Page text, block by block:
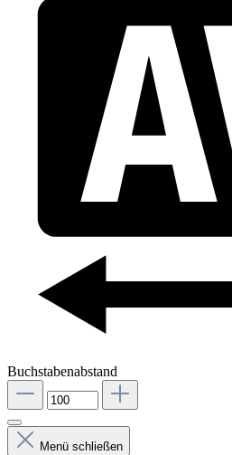
Buchstabenabstand
Menü schließen